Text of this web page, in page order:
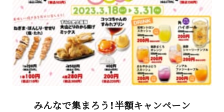
みんなで集まろう！半額キャンペーン